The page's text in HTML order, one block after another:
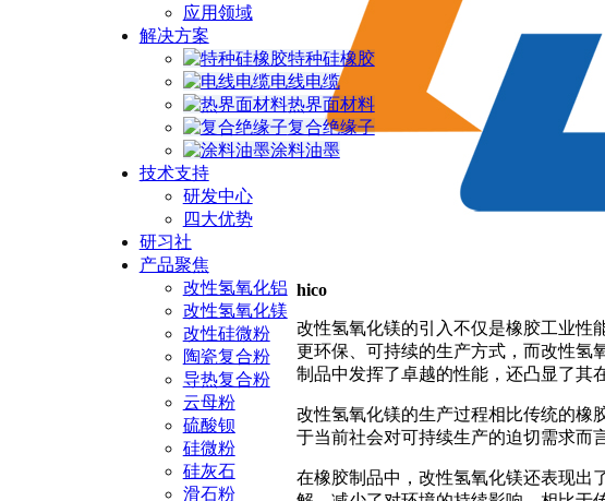
应用领域
解决方案
特种硅橡胶
电线电缆
热界面材料
复合绝缘子
涂料油墨
技术支持
研发中心
四大优势
研习社
产品聚焦
改性氢氧化铝
改性氢氧化镁
改性硅微粉
陶瓷复合粉
导热复合粉
云母粉
硫酸钡
硅微粉
硅灰石
滑石粉
hico
改性氢氧化镁的引入不仅是橡胶工业性
更环保、可持续的生产方式，而改性氢
制品中发挥了卓越的性能，还凸显了其
改性氢氧化镁的生产过程相比传统的橡
于当前社会对可持续生产的迫切需求而
在橡胶制品中，改性氢氧化镁还表现出